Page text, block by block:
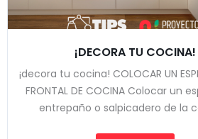
¡DECORA TU COCINA!
¡decora tu cocina! COLOCAR UN
FRONTAL DE COCINA Colocar un
entrepaño o salpicadero de la